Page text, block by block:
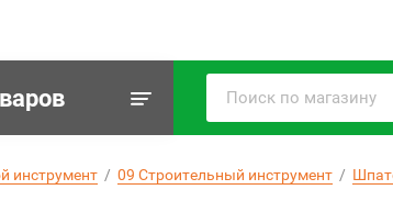
инструмент
  /
09 Строительный инструмент
  /